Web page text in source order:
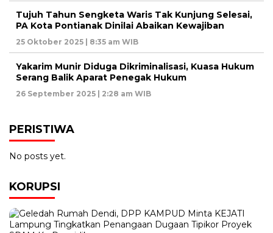
Tujuh Tahun Sengketa Waris Tak Kunjung Selesai,
PA Kota Pontianak Dinilai Abaikan Kewajiban
25 Oktober 2025 | 8:35 am WIB
Yakarim Munir Diduga Dikriminalisasi, Kuasa Hukum
Serang Balik Aparat Penegak Hukum
26 September 2025 | 2:28 am WIB
PERISTIWA
No posts yet.
KORUPSI